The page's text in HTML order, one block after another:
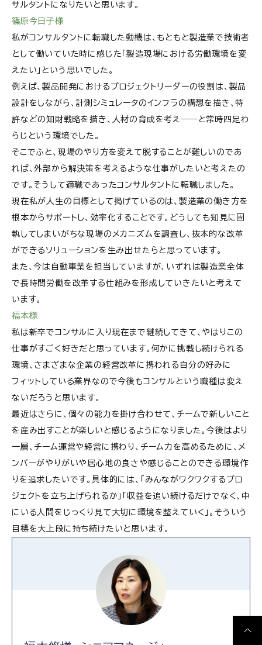
サルタントになりたいと思います。
篠原今日子様
私がコンサルタントに転職した動機は、もともと製造業で技術者
として働いていた時に感じた「製造現場における労働環境を変
えたい」という思いでした。
例えば、製品開発におけるプロジェクトリーダーの役割は、製品
設計をしながら、計測シミュレータのインフラの構想を描き、特
許などの知財戦略を描き、人材の育成を考え――と常時四足わ
らじという環境でした。
そこでふと、現場のやり方を変えて脱することが難しいのであ
れば、外部から解決策を考えるような仕事がしたいと考えたの
です。そうして適職であったコンサルタントに転職しました。
現在私が人生の目標として掲げているのは、製造業の働き方を
根本からサポートし、効率化することです。どうしても知見に固
執してしまいがちな現場のメカニズムを調査し、抜本的な改革
ができるソリューションを生み出せたらと思っています。
また、今は自動車業を担当していますが、いずれは製造業全体
で長時間労働を改革する仕組みを形成していきたいと考えて
います。
福本様
私は新卒でコンサルに入り現在まで継続してきて、やはりこの
仕事がすごく好きだと思っています。何かに挑戦し続けられる
環境、さまざまな企業の経営改革に携われる自分の好みに
フィットしている業界なので今後もコンサルという職種は変え
ないだろうと思います。
最近はさらに、個々の能力を掛け合わせて、チームで新しいこと
を産み出すことが楽しいと感じるようになりました。今後はより
一層、チーム運営や経営に携わり、チーム力を高めるために、メ
ンバーがやりがいや居心地の良さや感じることのできる環境作
りを追求したいです。具体的には、「みんながワクワクするプロ
ジェクトを立ち上げられるか」「収益を追い続けるだけでなく、中
にいる人間をじっくり見て大切に環境を整えていく」。そういう
目標を大上段に持ち続けたいと思います。